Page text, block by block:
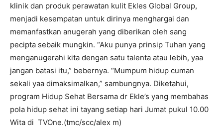
klinik dan produk perawatan kulit Ekles Global Group,
menjadi kesempatan untuk dirinya menghargai dan
memanfastkan anugerah yang diberikan oleh sang
pecipta sebaik mungkin. “Aku punya prinsip Tuhan yang
menganugerahi kita dengan satu talenta atau lebih, yaa
jangan batasi itu,” bebernya. “Mumpum hidup cuman
sekali yaa dimaksimalkan,” sambungnya. Diketahui,
program Hidup Sehat Bersama dr Ekle’s yang membahas
pola hidup sehat ini tayang setiap hari Jumat pukul 10.00
Wita di TVOne.(tmc/scc/alex m)